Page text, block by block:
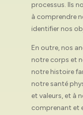
processus. Ils
à comprendre
identifier nos
En outre, nos
notre corps et
notre histoire
notre santé
et valeurs, et à
comprenant et